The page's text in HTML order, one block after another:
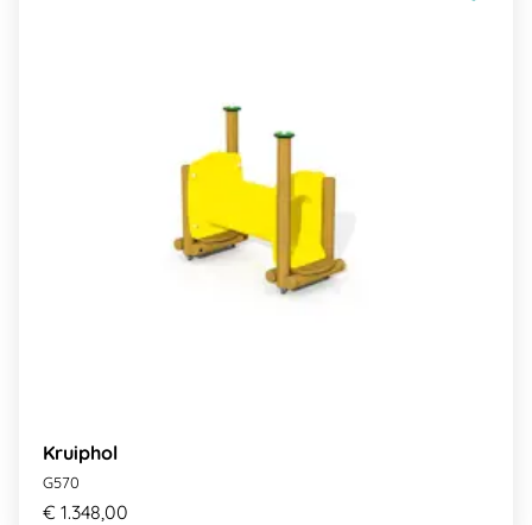
Kruiphol
G570
€ 1.348,00